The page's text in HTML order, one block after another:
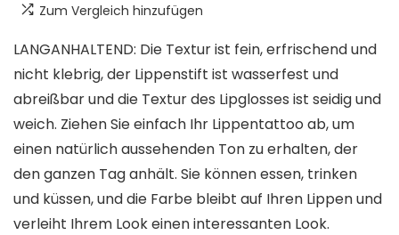
Zum Vergleich hinzufügen
LANGANHALTEND: Die Textur ist fein, erfrischend und
nicht klebrig, der Lippenstift ist wasserfest und
abreißbar und die Textur des Lipglosses ist seidig und
weich. Ziehen Sie einfach Ihr Lippentattoo ab, um
einen natürlich aussehenden Ton zu erhalten, der
den ganzen Tag anhält. Sie können essen, trinken
und küssen, und die Farbe bleibt auf Ihren Lippen und
verleiht Ihrem Look einen interessanten Look.